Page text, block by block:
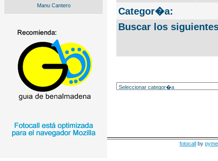
Manu Cantero
Categor�a:
Buscar los
fotocall by